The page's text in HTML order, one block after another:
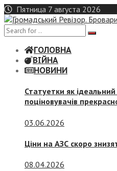
Skip
to
content
Пятница 7 августа 2026
ГОЛОВНА
ВІЙНА
НОВИНИ
Статуетки як
поціновувачів
03.06.2026
Ціни на АЗС скоро
08.04.2026